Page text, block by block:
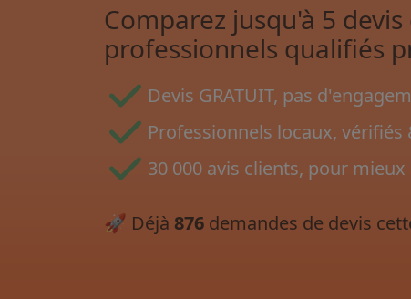
Comparez jusqu'à 5
professionnels qualifiés
Devis GRATUIT, pas
Professionnels locaux, vérifiés
30 000 avis clients, pour
🚀 Déjà 876 demandes de devis